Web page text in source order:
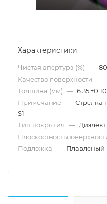
Характеристики
Чистая апертура (%) — 80
Качество поверхности —
Толщина (мм) — 6.35 ±0.10
Примечание — Стрелка
S1
Тип покрытия —
Подложка — Плавленый